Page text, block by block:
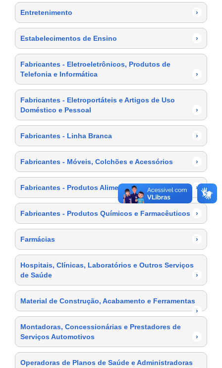
Entretenimento ›
Estabelecimentos de Ensino ›
Fabricantes - Eletroeletrônicos, Produtos de
Telefonia e Informática
›
Fabricantes - Eletroportáteis e Artigos de Uso
Doméstico e Pessoal
›
Fabricantes - Linha Branca ›
Fabricantes - Móveis, Colchões e Acessórios ›
Fabricantes - Produtos Alimentícios ›
Fabricantes - Produtos Químicos e Farmacêuticos ›
Farmácias ›
Hospitais, Clínicas, Laboratórios e Outros Serviços
de Saúde
›
Material de Construção, Acabamento e Ferramentas
›
Montadoras, Concessionárias e Prestadores de
Serviços Automotivos
›
Operadoras de Planos de Saúde e Administradoras